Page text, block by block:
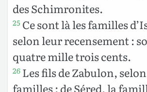
des Schimronites.
25 Ce sont là les familles
selon leur recensement :
quatre mille trois cents.
26 Les fils de Zabulon,
familles : de Séred, la